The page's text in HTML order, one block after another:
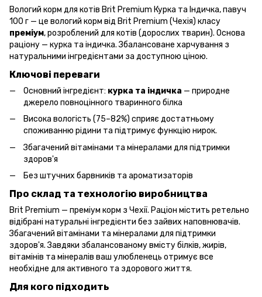
Вологий корм для котів Brit Premium Курка та Індичка, павуч
100 г — це вологий корм від Brit Premium (Чехія) класу
преміум, розроблений для котів (дорослих тварин). Основа
раціону — курка та індичка. Збалансоване харчування з
натуральними інгредієнтами за доступною ціною.
Ключові переваги
Основний інгредієнт: курка та індичка — природне
джерело повноцінного тваринного білка
Висока вологість (75–82%) сприяє достатньому
споживанню рідини та підтримує функцію нирок.
Збагачений вітамінами та мінералами для підтримки
здоров'я
Без штучних барвників та ароматизаторів
Про склад та технологію виробництва
Brit Premium — преміум корм з Чехії. Раціон містить ретельно
відібрані натуральні інгредієнти без зайвих наповнювачів.
Збагачений вітамінами та мінералами для підтримки
здоров'я. Завдяки збалансованому вмісту білків, жирів,
вітамінів та мінералів ваш улюбленець отримує все
необхідне для активного та здорового життя.
Для кого підходить